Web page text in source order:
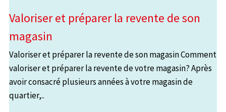
Valoriser et préparer la revente de son
magasin
Valoriser et préparer la revente de son magasin Comment
valoriser et préparer la revente de votre magasin? Après
avoir consacré plusieurs années à votre magasin de
quartier,..